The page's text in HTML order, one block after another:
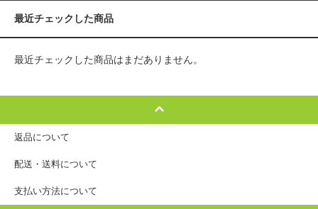
最近チェックした商品
最近チェックした商品はまだありません。
返品について
配送・送料について
支払い方法について